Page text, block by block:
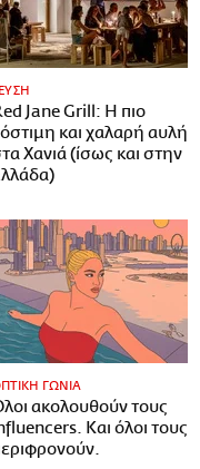
Jane Grill: Η πιο
και χαλαρή αυλή
Χανιά (ίσως και στην
ΓΩΝΙΑ
ακολουθούν τους
Και όλοι τους